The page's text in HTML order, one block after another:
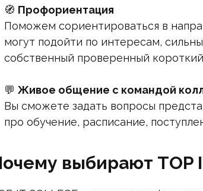
🧭 Профориентация
Поможем сориентироваться в
могут подойти по интересам,
собственный проверенный
💬 Живое общение с командой
Вы сможете задать вопросы
про обучение, расписание,
выбирают TOP